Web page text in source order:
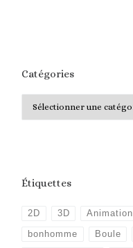
Catégories
Étiquettes
2D 3D Animation
bonhomme Boule